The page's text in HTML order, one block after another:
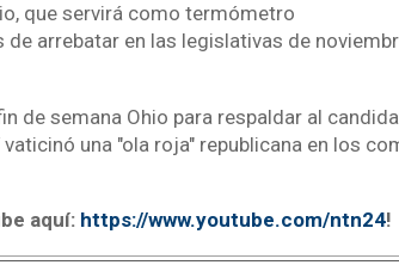
que servirá como termómetro
arrebatar en las legislativas de
de semana Ohio para respaldar al
una "ola roja" republicana en los
aquí: https://www.youtube.com/ntn24!